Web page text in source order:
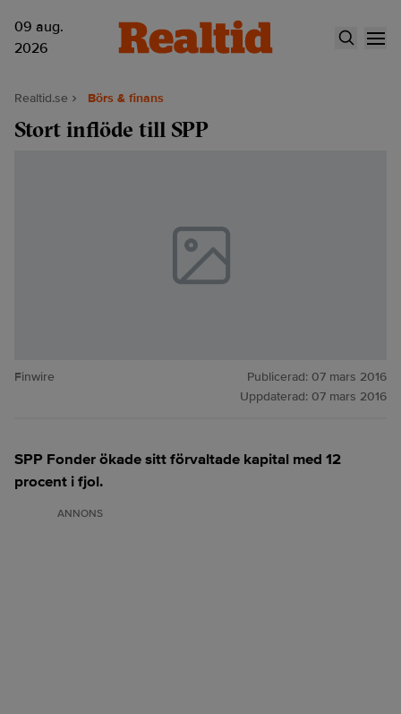
09 aug.
2026
Realtid.se Börs & finans
Stort inflöde till SPP
Finwire Publicerad: 07 mars 2016
Uppdaterad: 07 mars 2016
SPP Fonder ökade sitt förvaltade kapital med 12
procent i fjol.
ANNONS